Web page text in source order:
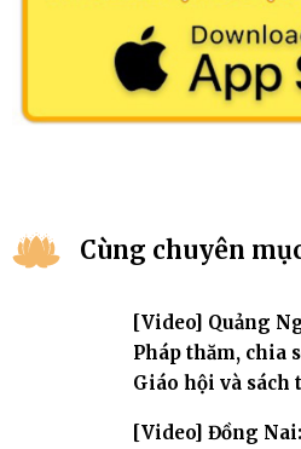
Cùng chuyên
[Video] Quảng
Pháp thăm, chia
Giáo hội và sách
[Video] Đồng